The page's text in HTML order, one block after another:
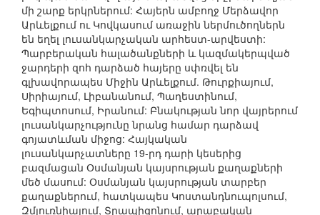
մի շարք երկրներում: Հայերն ամբողջ Մերձավոր
Արևելքում ու Կովկասում առաջին ներմուծողներն
են եղել լուսանկարչական արհեստ-արվեստի:
Պարբերական հալածանքների և կազմակերպված
ջարդերի զոհ դարձած հայերը սփռվել են
գլխավորապես Միջին Արևելքում. Թուրքիայում,
Սիրիայում, Լիբանանում, Պաղեստինում,
Եգիպտոսում, Իրանում: Բնակության նոր վայրերում
լուսանկարչությունը նրանց համար դարձավ
գոյատևման միջոց: Հայկական
լուսանկարչատները 19-րդ դարի կեսերից
բազմացան Օսմանյան կայսրության քաղաքների
մեծ մասում: Օսմանյան կայսրության տարբեր
քաղաքներում, հատկապես Կոստանդնուպոլսում,
Զմյուռնիայում, Տրապիզոնում, արաբական